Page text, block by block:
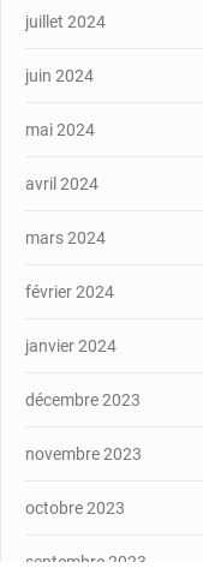
juillet 2024
juin 2024
mai 2024
avril 2024
mars 2024
février 2024
janvier 2024
décembre 2023
novembre 2023
octobre 2023
septembre 2023